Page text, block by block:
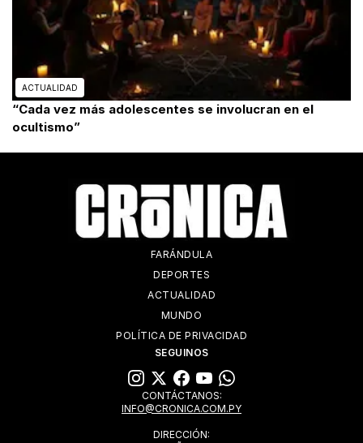
ACTUALIDAD
“Cada vez más adolescentes se involucran en el
ocultismo”
FARÁNDULA
DEPORTES
ACTUALIDAD
MUNDO
POLÍTICA DE PRIVACIDAD
SEGUINOS
CONTÁCTANOS:
INFO@CRONICA.COM.PY
DIRECCIÓN: